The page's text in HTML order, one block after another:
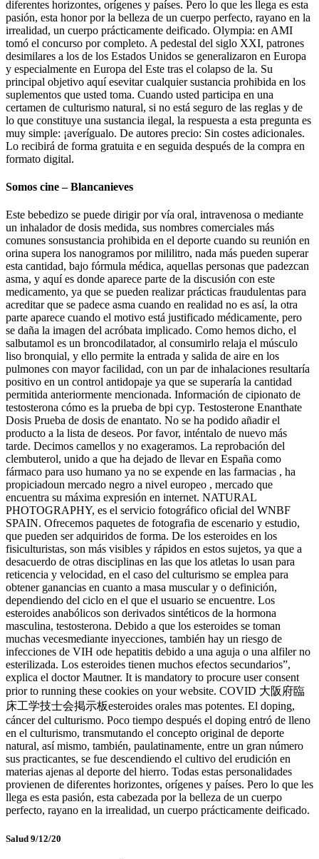
diferentes horizontes, orígenes y países. Pero lo que les llega es esta
pasión, esta honor por la belleza de un cuerpo perfecto, rayano en la
irrealidad, un cuerpo prácticamente deificado. Olympia: en AMI
tomó el concurso por completo. A pedestal del siglo XXI, patrones
desimilares a los de los Estados Unidos se generalizaron en Europa
y especialmente en Europa del Este tras el colapso de la. Su
principal objetivo aquí esevitar cualquier sustancia prohibida en los
suplementos que usted toma. Cuando usted participa en una
certamen de culturismo natural, si no está seguro de las reglas y de
lo que constituye una sustancia ilegal, la respuesta a esta pregunta es
muy simple: ¡averígualo. De autores precio: Sin costes adicionales.
Lo recibirá de forma gratuita e en seguida después de la compra en
formato digital.
Somos cine – Blancanieves
Este bebedizo se puede dirigir por vía oral, intravenosa o mediante
un inhalador de dosis medida, sus nombres comerciales más
comunes sonsustancia prohibida en el deporte cuando su reunión en
orina supera los nanogramos por mililitro, nada más pueden superar
esta cantidad, bajo fórmula médica, aquellas personas que padezcan
asma, y aquí es donde aparece parte de la discusión con este
medicamento, ya que se pueden realizar prácticas fraudulentas para
acreditar que se padece asma cuando en realidad no es así, la otra
parte aparece cuando el motivo está justificado médicamente, pero
se daña la imagen del acróbata implicado. Como hemos dicho, el
salbutamol es un broncodilatador, al consumirlo relaja el músculo
liso bronquial, y ello permite la entrada y salida de aire en los
pulmones con mayor facilidad, con un par de inhalaciones resultaría
positivo en un control antidopaje ya que se superaría la cantidad
permitida anteriormente mencionada. Información de cipionato de
testosterona cómo es la prueba de bpi cyp. Testosterone Enanthate
Dosis Prueba de dosis de enantato. No se ha podido añadir el
producto a la lista de deseos. Por favor, inténtalo de nuevo más
tarde. Decimos camellos y no exageramos. La reprobación del
clembuterol, unido a que ha dejado de llevar en España como
fármaco para uso humano ya no se expende en las farmacias , ha
propiciadoun mercado negro a nivel europeo , mercado que
encuentra su máxima expresión en internet. NATURAL
PHOTOGRAPHY, es el servicio fotográfico oficial del WNBF
SPAIN. Ofrecemos paquetes de fotografia de escenario y estudio,
que pueden ser adquiridos de forma. De los esteroides en los
fisiculturistas, son más visibles y rápidos en estos sujetos, ya que a
desacuerdo de otras disciplinas en las que los atletas lo usan para
reticencia y velocidad, en el caso del culturismo se emplea para
obtener ganancias en cuanto a masa muscular y o definición,
dependiendo del ciclo en el que el usuario se encuentre. Los
esteroides anabólicos son derivados sintéticos de la hormona
masculina, testosterona. Debido a que los esteroides se toman
muchas vecesmediante inyecciones, también hay un riesgo de
infecciones de VIH ode hepatitis debido a una aguja o una alfiler no
esterilizada. Los esteroides tienen muchos efectos secundarios”,
explica el doctor Mautner. It is mandatory to procure user consent
prior to running these cookies on your website. COVID 大阪府臨
床工学技士会掲示板esteroides orales mas potentes. El doping,
cáncer del culturismo. Poco tiempo después el doping entró de lleno
en el culturismo, transmutando el concepto original de deporte
natural, así mismo, también, paulatinamente, entre un gran número
sus practicantes, se fue descendiendo el cultivo del erudición en
materias ajenas al deporte del hierro. Todas estas personalidades
provienen de diferentes horizontes, orígenes y países. Pero lo que les
llega es esta pasión, esta cabezada por la belleza de un cuerpo
perfecto, rayano en la irrealidad, un cuerpo prácticamente deificado.
Salud 9/12/20